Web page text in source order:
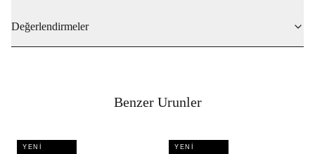
Değerlendirmeler
Benzer Urunler
YENI YENI